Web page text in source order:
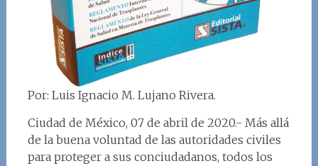
Por: Luis Ignacio M. Lujano Rivera.
Ciudad de México, 07 de abril de 2020.- Más allá
de la buena voluntad de las autoridades civiles
para proteger a sus conciudadanos, todos los